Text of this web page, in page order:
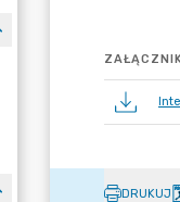
DRUKUJ